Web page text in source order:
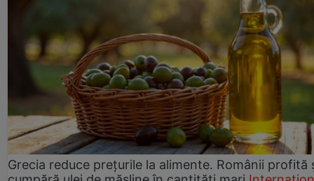
Grecia reduce prețurile la alimente. Românii profită